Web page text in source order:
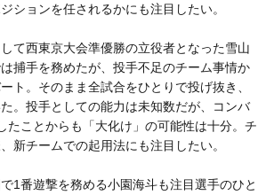
ションを任されるかにも注目したい。
て西東京大会準優勝の立役者となった雪山
捕手を務めたが、投手不足のチーム事情か
ト。そのまま全試合をひとりで投げ抜き、
。投手としての能力は未知数だが、コンバ
たことからも「大化け」の可能性は十分。チ
新チームでの起用法にも注目したい。
1番遊撃を務める小園海斗も注目選手のひと